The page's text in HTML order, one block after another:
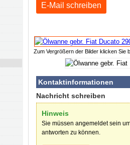
E-Mail schreiben
Zum Vergrößern der Bilder klicken Sie
Kontaktinformationen
Nachricht schreiben
Hinweis
Sie müssen angemeldet sein
antworten zu können.